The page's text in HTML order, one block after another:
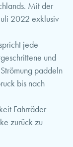
Mit der
2022 exklusiv
jede
und
paddeln
bis nach
Fahrräder
zurück zu